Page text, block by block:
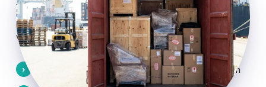
vijf offertes van onbekende bedrijven.Wij zijn een
verhuisfamilie die de internationale markt kent ,
van binnenuit.
› Exportverpakking die voldoet aan ISPM-15 normen